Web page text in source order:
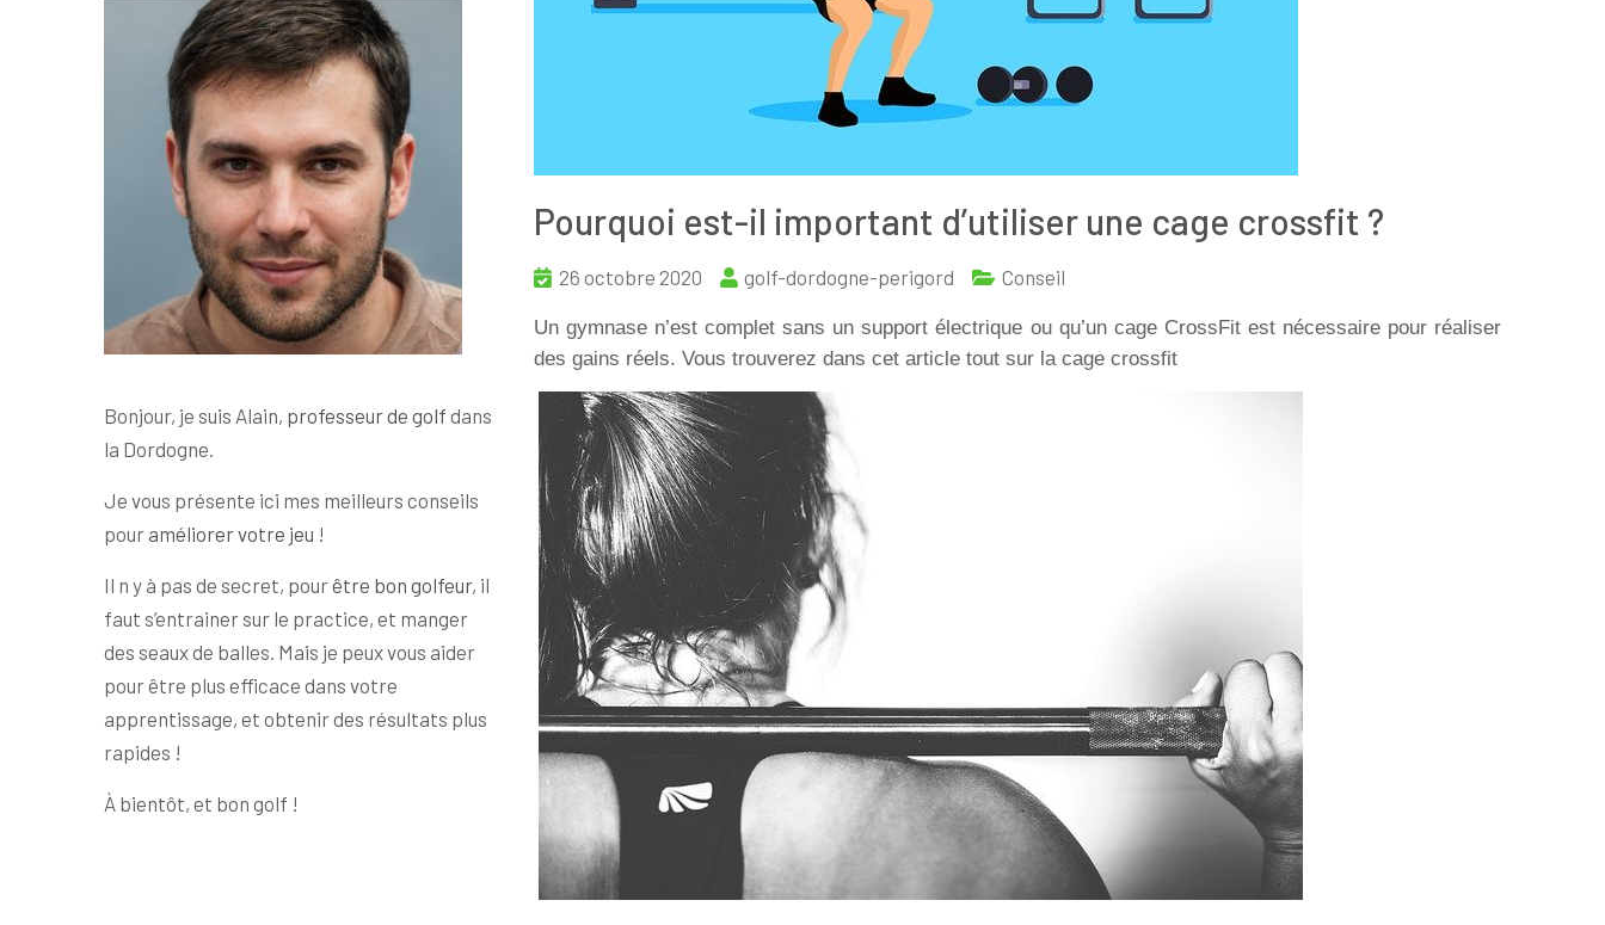
Pourquoi est-il important d’utiliser une cage crossfit ?
26 octobre 2020 golf-dordogne-perigord Conseil
Un gymnase n’est complet sans un support électrique ou qu’un cage CrossFit est nécessaire pour réaliser
des gains réels. Vous trouverez dans cet article tout sur la cage crossfit
Bonjour, je suis Alain, professeur de golf dans
la Dordogne.
Je vous présente ici mes meilleurs conseils
pour améliorer votre jeu !
Il n y à pas de secret, pourêtre bon golfeur, il
faut s’entrainer sur le practice, et manger
des seaux de balles. Mais je peux vous aider
pour être plus efficace dans votre
apprentissage, et obtenir des résultats plus
rapides !
À bientôt, et bon golf !